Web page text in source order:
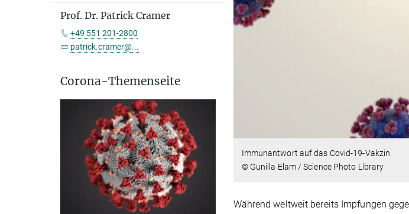
Immunantwort auf das Covid-19-Vakzin
© Gunilla Elam / Science Photo Library
Während weltweit bereits Impfungen
Prof. Dr. Patrick Cramer
+49 551 201-2800
patrick.cramer@...
Corona-Themenseite